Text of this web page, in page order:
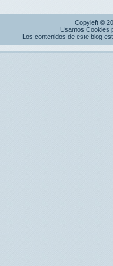
Copyleft ©
Usamos Cookies
Los contenidos de este blog